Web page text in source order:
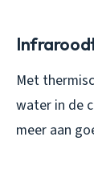
Met
water in de
meer aan